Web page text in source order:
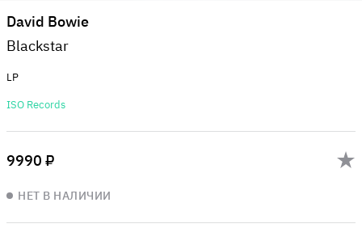
David Bowie
Blackstar
LP
ISO Records
9990 ₽
НЕТ В НАЛИЧИИ